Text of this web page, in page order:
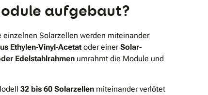
aufgebaut?
einzelnen Solarzellen werden miteinander
Ethylen-Vinyl-Acetat oder einerSolar-
Edelstahlrahmen umrahmt die Module und
32 bis 60 Solarzellen miteinander verlötet